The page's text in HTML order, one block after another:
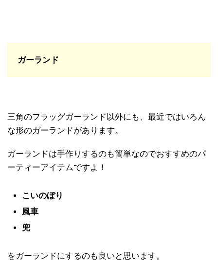
ガーランド
三角のフラッグガーランド以外にも、最近ではいろん
な形のガーランドがあります。
ガーランドは手作りするのも簡単なのでおすすめのパ
ーティーアイテムですよ！
こいのぼり
風車
兜
をガーランドにするのも良いと思います。